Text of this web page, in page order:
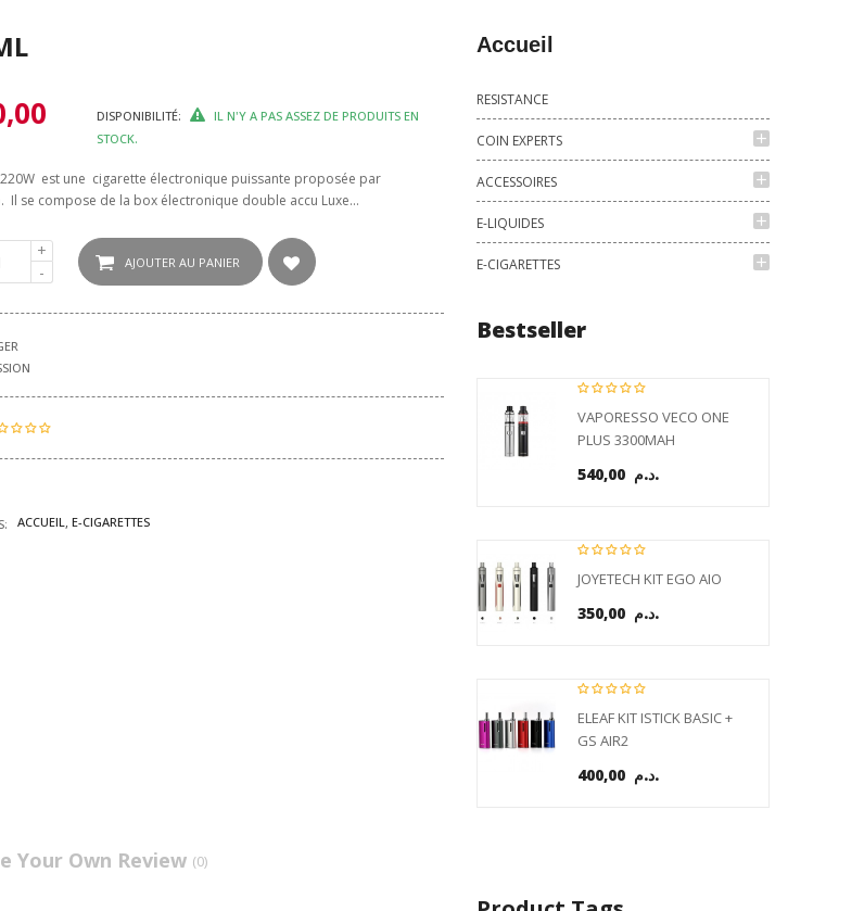
DISPONIBILITÉ:
IL N'Y A PAS ASSEZ DE PRODUITS EN
STOCK.
220W est une cigarette électronique puissante proposée par
Il se compose de la box électronique double accu Luxe...
AJOUTER AU PANIER
ACCUEIL E-CIGARETTES
Your Own Review (0)
Accueil
RESISTANCE
COIN EXPERTS add
ACCESSOIRES add
E-LIQUIDES add
E-CIGARETTES add
Bestseller
VAPORESSO VECO ONE
PLUS 3300MAH
540,00 د.م.
JOYETECH KIT EGO AIO
350,00 د.م.
ELEAF KIT ISTICK BASIC +
GS AIR2
400,00 د.م.